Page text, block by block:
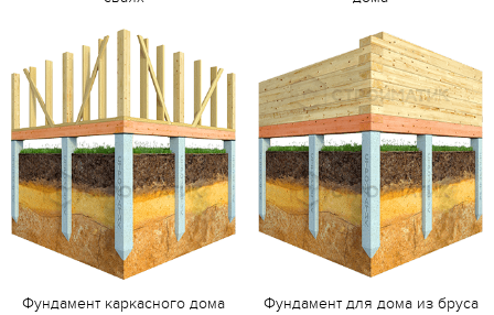
Фундамент каркасного дома Фундамент для дома из бруса